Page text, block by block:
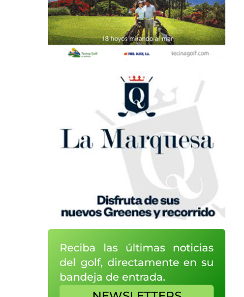
Reciba las últimas noticias
del golf, directamente en su
bandeja de entrada.